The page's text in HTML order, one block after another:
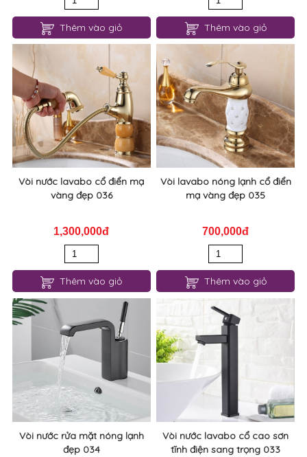
Vòi nước lavabo rửa mặt nóng
lạnh mạ vàng đẹp 038
1,850,000đ
Thêm vào giỏ
Vòi nước lavabo nóng lạnh mạ
vàng cổ cao sang trọng 037
1,650,000đ
Thêm vào giỏ
Vòi nước lavabo cổ điển mạ
vàng đẹp 036
1,300,000đ
Thêm vào giỏ
Vòi lavabo nóng lạnh cổ điển
mạ vàng đẹp 035
700,000đ
Thêm vào giỏ